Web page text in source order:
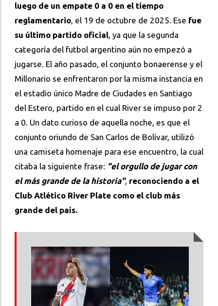
luego de un empate 0 a 0 en el tiempo
reglamentario , el 19 de octubre de 2025. Ese fue
su último partido oficial , ya que la segunda
categoría del futbol argentino aún no empezó a
jugarse. El año pasado, el conjunto bonaerense y el
Millonario se enfrentaron por la misma instancia en
el estadio único Madre de Ciudades en Santiago
del Estero, partido en el cual River se impuso por 2
a 0. Un dato curioso de aquella noche, es que el
conjunto oriundo de San Carlos de Bolívar, utilizó
una camiseta homenaje para ese encuentro, la cual
citaba la siguiente frase: "el orgullo de jugar con
el más grande de la historia", reconociendo a el
Club Atlético River Plate como el club más
grande del país.